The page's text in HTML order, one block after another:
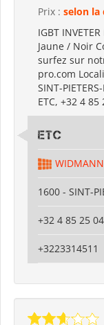
Prix : selon
IGBT
Jaune / Noir
surfez sur
pro.com
SINT-
ETC, +32 4 85
ETC
WIDMANN
1600 - SINT-
+32 4 85 25
+3223314511